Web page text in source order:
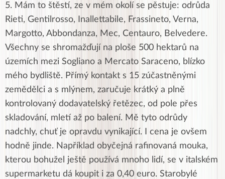
5. Mám to štěstí, ze v mém okolí se pěstuje: odrůda
Rieti, Gentilrosso, Inallettabile, Frassineto, Verna,
Margotto, Abbondanza, Mec, Centauro, Belvedere.
Všechny se shromažďují na ploše 500 hektarů na
územích mezi Sogliano a Mercato Saraceno, blízko
mého bydliště. Přímý kontakt s 15 zúčastněnými
zemědělci a s mlýnem, zaručuje krátký a plně
kontrolovaný dodavatelský řetězec, od pole přes
skladování, mletí až po balení. Mě tyto odrůdy
nadchly, chuť je opravdu vynikající. I cena je ovšem
hodně jinde. Například obyčejná rafinovaná mouka,
kterou bohužel ještě používá mnoho lidí, se v italském
supermarketu dá koupit i za 0,40 euro. Starobylé